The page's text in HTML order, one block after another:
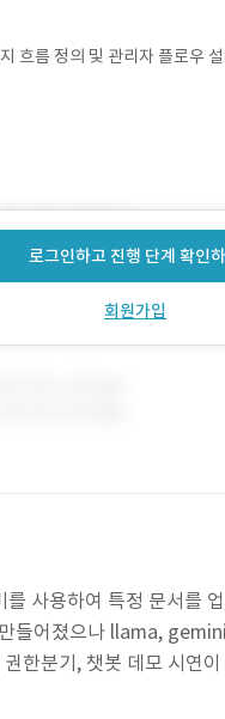
흐름 정의 및 관리자 플로우 설
로그인하고 진행 단계 확인
회원가입
사용하여 특정 문서를
들어졌으나 llama,
한분기, 챗봇 데모 시연